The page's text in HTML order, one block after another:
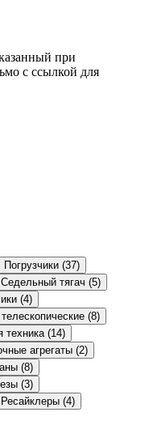
при
с ссылкой для
Погрузчики (37)
Седельный тягач (5)
(4)
(8)
техника (14)
агрегаты (2)
(8)
(3)
Ресайклеры (4)